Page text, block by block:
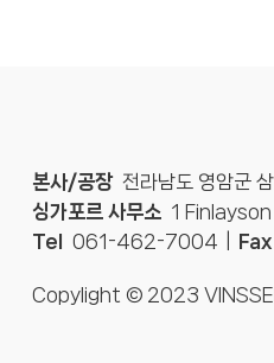
본사/공장 전라남도 영암군
싱가포르 사무소 1
Tel 061-462-7004 Fax
Copylight © 2023